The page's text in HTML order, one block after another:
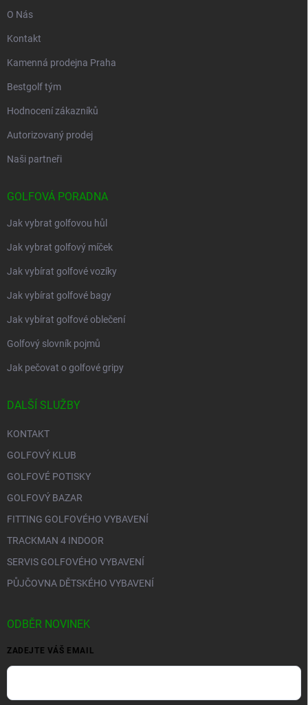
O Nás
Kontakt
Kamenná prodejna Praha
Bestgolf tým
Hodnocení zákazníků
Autorizovaný prodej
Naši partneři
GOLFOVÁ PORADNA
Jak vybrat golfovou hůl
Jak vybrat golfový míček
Jak vybírat golfové vozíky
Jak vybírat golfové bagy
Jak vybírat golfové oblečení
Golfový slovník pojmů
Jak pečovat o golfové gripy
DALŠÍ SLUŽBY
KONTAKT
GOLFOVÝ KLUB
GOLFOVÉ POTISKY
GOLFOVÝ BAZAR
FITTING GOLFOVÉHO VYBAVENÍ
TRACKMAN 4 INDOOR
SERVIS GOLFOVÉHO VYBAVENÍ
PŮJČOVNA DĚTSKÉHO VYBAVENÍ
ODBĚR NOVINEK
ZADEJTE VÁŠ EMAIL